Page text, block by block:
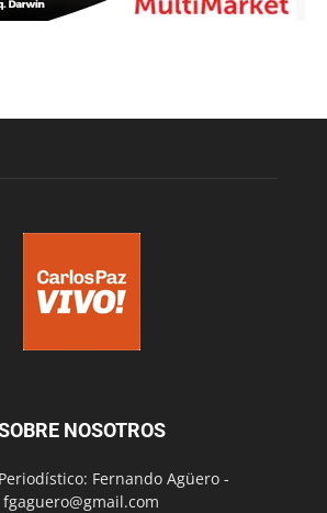
NOSOTROS
Fernando Agüero -
fgaguero@gmail.com